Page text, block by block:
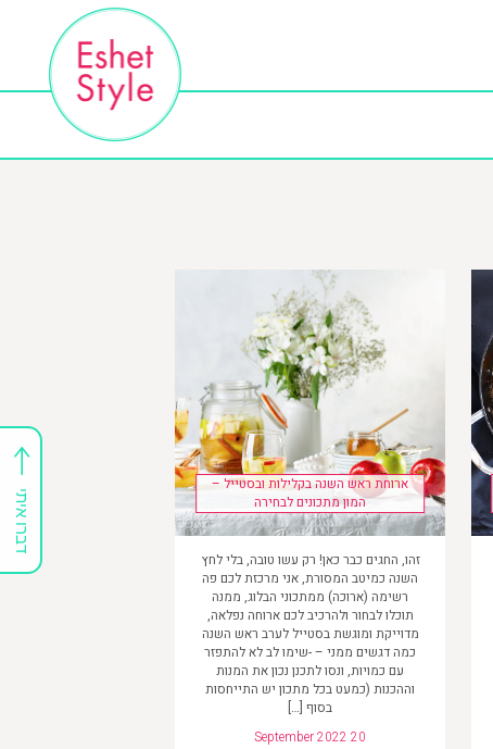
ארוחת ראש השנה בקלילות ובסטייל –
המון מתכונים לבחירה
זהו, החגים כבר כאן! רק עשו טובה, בלי לחץ
השנה כמיטב המסורת, אני מרכזת לכם פה
רשימה (ארוכה) ממתכוני הבלוג, ממנה
תוכלו לבחור ולהרכיב לכם ארוחה נפלאה,
מדוייקת ומוגשת בסטייל לערב ראש השנה
כמה דגשים ממני – -שימו לב לא להתפזר
עם כמויות, ונסו לתכנן נכון את המנות
וההכנות (כמעט בכל מתכון יש התייחסות
בסוף […]
September 2022 20
דברו איתי